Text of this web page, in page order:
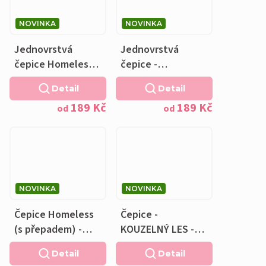
NOVINKA
Jednovrstvá
čepice Homeless
(s přepadem) -
KOUZELNÝ LES
od 189 Kč
Detail
NOVINKA
Jednovrstvá
čepice -
KOUZELNÝ LES
od 189 Kč
Detail
NOVINKA
Čepice Homeless
(s přepadem) -
KOUZELNÝ LES -
bavlněná světlá
Detail
NOVINKA
Čepice -
KOUZELNÝ LES -
bavlněná světlá
khaki podšívka
Detail